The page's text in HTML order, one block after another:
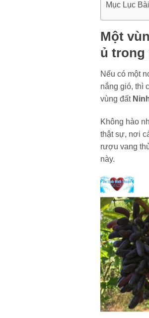
Mục Lục
Một
ủ trong
Nếu có một
nắng gió, thì
vùng đất
Không hào
thật sự, nơi
rượu vang
này.